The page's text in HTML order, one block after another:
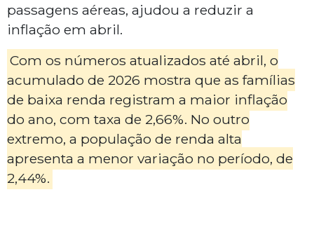
passagens aéreas, ajudou a reduzir a
inflação em abril.
Com os números atualizados até abril, o
acumulado de 2026 mostra que as famílias
de baixa renda registram a maior inflação
do ano, com taxa de 2,66%. No outro
extremo, a população de renda alta
apresenta a menor variação no período, de
2,44%.